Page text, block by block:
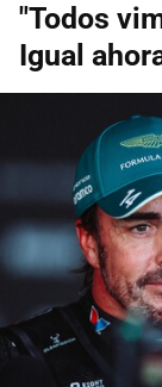
"Todos
Igual